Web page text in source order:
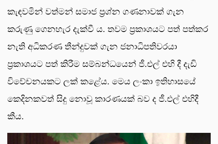
කැඳවමින් වත්මන් සමාජ ප්‍රශ්න ගණනාවක් ගැන
කරුණු ගෙනහැර දැක්වී ය. තවම ප්‍රකාශයට පත් පත්කර
නැති අධිකරණ තීන්දුවක් ගැන ජනාධිපතිවරයා
ප්‍රකාශයට පත් කිරීම සම්බන්ධයෙන් ජී.එල් එහි දී දැඩි
විවේචනයකට ලක් කළේය. මෙය ලංකා ඉතිහාසයේ
කෙදිනකවත් සිදු නොවූ කාරණයක් බව ද ජී.එල් එහිදී
කීය.